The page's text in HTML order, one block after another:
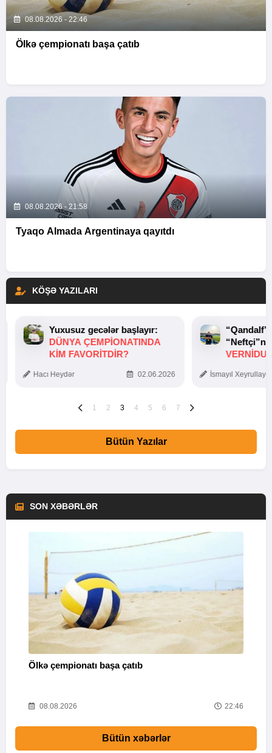
08.08.2026 - 22:46
Ölkə çempionatı başa çatıb
08.08.2026 - 21:58
Tyaqo Almada Argentinaya qayıtdı
KÖŞƏ YAZILARI
Yuxusuz gecələr başlayır:
DÜNYA ÇEMPIONATINDA
KIM FAVORITDIR?
Hacı Heydər 02.06.2026 İsmayıl
1 2 3 4 5 6 7
Bütün Yazılar
SON XƏBƏRLƏR
Ölkə çempionatı başa çatıb
08.08.2026 22:46
Bütün xəbərlər